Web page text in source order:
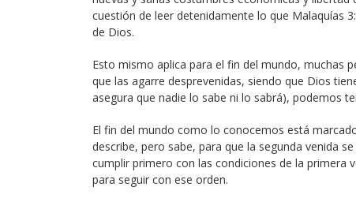
cuestión de leer detenidamente lo que Malaquías
de Dios.
Esto mismo aplica para el fin del mundo, muchas
que las agarre desprevenidas, siendo que Dios
asegura que nadie lo sabe ni lo sabrá), podemos
El fin del mundo como lo conocemos está
describe, pero sabe, para que la segunda venida
cumplir primero con las condiciones de la primera
para seguir con ese orden.